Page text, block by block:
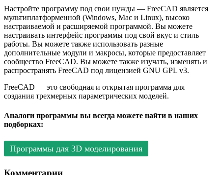
Настройте программу под свои нужды — FreeCAD является
мультиплатформенной (Windows, Mac и Linux), высоко
настраиваемой и расширяемой программой. Вы можете
настраивать интерфейс программы под свой вкус и стиль
работы. Вы можете также использовать разные
дополнительные модули и макросы, которые предоставляет
сообщество FreeCAD. Вы можете также изучать, изменять и
распространять FreeCAD под лицензией GNU GPL v3.
FreeCAD — это свободная и открытая программа для
создания трехмерных параметрических моделей.
Аналоги программы вы всегда можете найти в наших
подборках:
Программы для 3D моделирования
Комментарии